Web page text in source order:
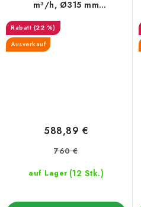
m³/h, Ø315 mm
(schallgedämmt)
(22 %)
Ausverkauf
auf Lager (12 Stk.)
588,89 €
760 €